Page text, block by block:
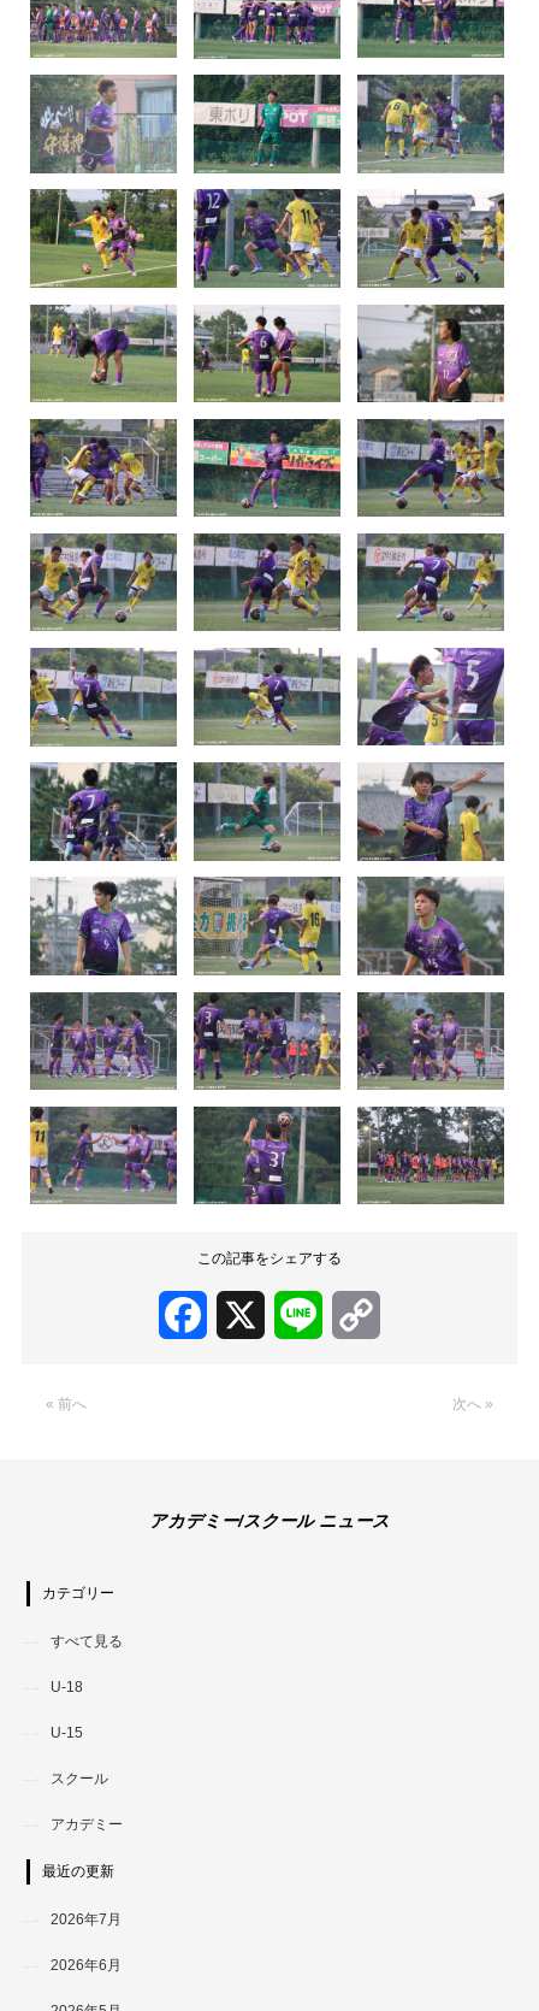
この記事をシェアする
Facebook Line
« 前へ 次へ »
アカデミー/スクール ニュース
カテゴリー
すべて見る
U-18
U-15
スクール
アカデミー
最近の更新
2026年7月
2026年6月